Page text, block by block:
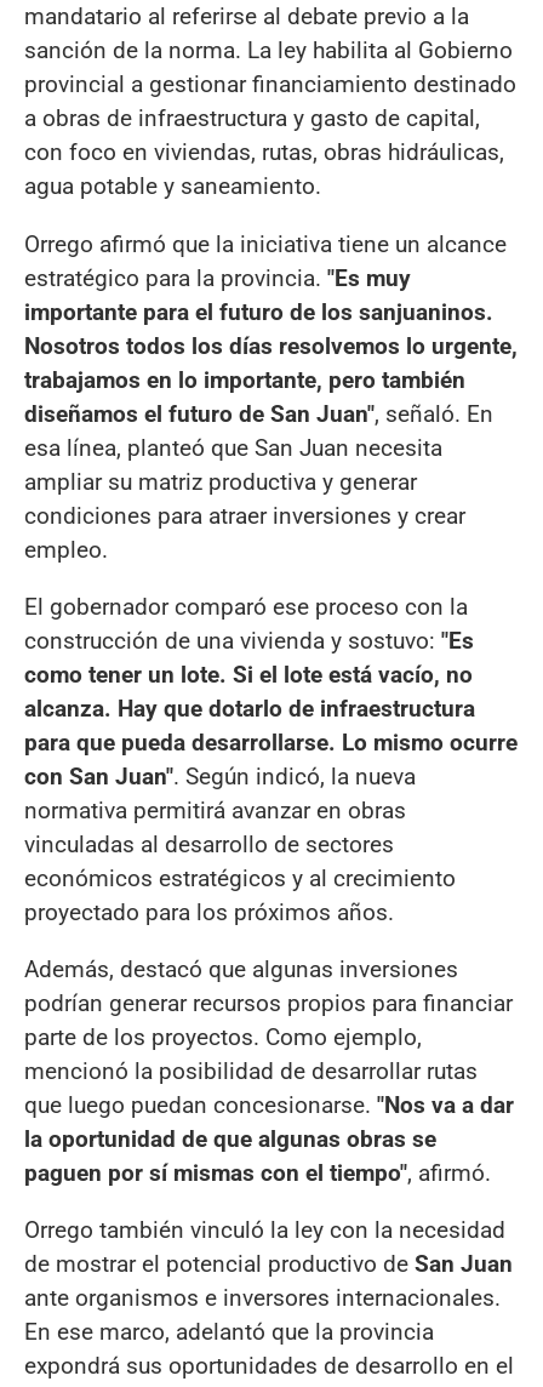
mandatario al referirse al debate previo a la
sanción de la norma. La ley habilita al Gobierno
provincial a gestionar financiamiento destinado
a obras de infraestructura y gasto de capital,
con foco en viviendas, rutas, obras hidráulicas,
agua potable y saneamiento.
Orrego afirmó que la iniciativa tiene un alcance
estratégico para la provincia. "Es muy
importante para el futuro de los sanjuaninos.
Nosotros todos los días resolvemos lo urgente,
trabajamos en lo importante, pero también
diseñamos el futuro de San Juan", señaló. En
esa línea, planteó que San Juan necesita
ampliar su matriz productiva y generar
condiciones para atraer inversiones y crear
empleo.
El gobernador comparó ese proceso con la
construcción de una vivienda y sostuvo: "Es
como tener un lote. Si el lote está vacío, no
alcanza. Hay que dotarlo de infraestructura
para que pueda desarrollarse. Lo mismo ocurre
con San Juan". Según indicó, la nueva
normativa permitirá avanzar en obras
vinculadas al desarrollo de sectores
económicos estratégicos y al crecimiento
proyectado para los próximos años.
Además, destacó que algunas inversiones
podrían generar recursos propios para financiar
parte de los proyectos. Como ejemplo,
mencionó la posibilidad de desarrollar rutas
que luego puedan concesionarse. "Nos va a dar
la oportunidad de que algunas obras se
paguen por sí mismas con el tiempo", afirmó.
Orrego también vinculó la ley con la necesidad
de mostrar el potencial productivo de San Juan
ante organismos e inversores internacionales.
En ese marco, adelantó que la provincia
expondrá sus oportunidades de desarrollo en el